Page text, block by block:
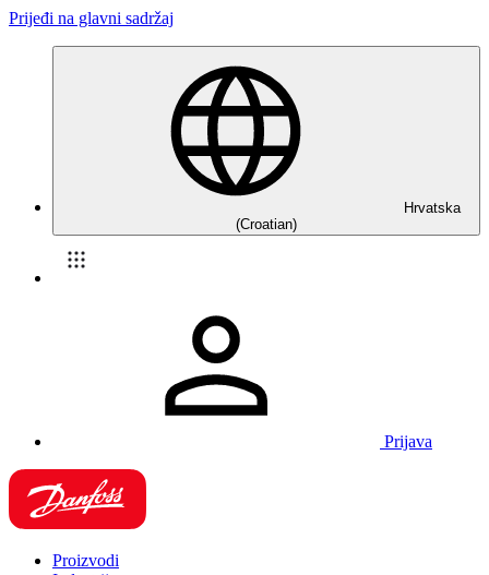
Prijeđi na glavni sadržaj
Hrvatska
(Croatian)
Prijava
Proizvodi